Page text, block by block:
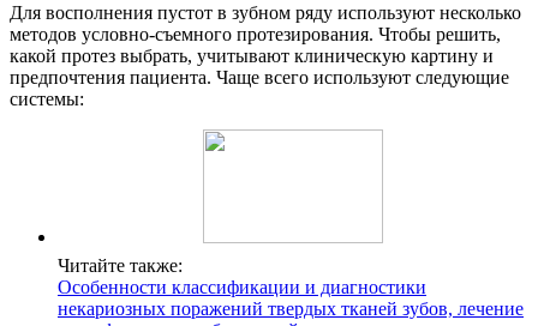
Для восполнения пустот в зубном ряду используют несколько
методов условно-съемного протезирования. Чтобы решить,
какой протез выбрать, учитывают клиническую картину и
предпочтения пациента. Чаще всего используют следующие
системы:
Читайте также:
Особенности классификации и диагностики
некариозных поражений твердых тканей зубов, лечение